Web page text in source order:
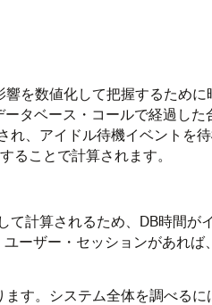
を数値化して把握するために
タベース・コールで経過し
、アイドル待機イベントを
ることで計算されます。
計算されるため、DB時間が
ーザー・セッションがあれ
す。システム全体を調べる